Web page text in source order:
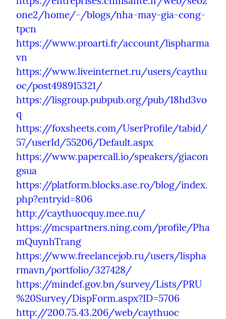
one2/home/-/blogs/nha-may-gia-cong-
tpcn
https://www.proarti.fr/account/lispharma
vn
https://www.liveinternet.ru/users/caythu
oc/post498915321/
https://lisgroup.pubpub.org/pub/18hd3vo
q
https://foxsheets.com/UserProfile/tabid/
57/userId/55206/Default.aspx
https://www.papercall.io/speakers/giacon
gsua
https://platform.blocks.ase.ro/blog/index.
php?entryid=806
http://caythuocquy.mee.nu/
https://mcspartners.ning.com/profile/Pha
mQuynhTrang
https://www.freelancejob.ru/users/lispha
rmavn/portfolio/327428/
https://mindef.gov.bn/survey/Lists/PRU
%20Survey/DispForm.aspx?ID=5706
http://200.75.43.206/web/caythuoc